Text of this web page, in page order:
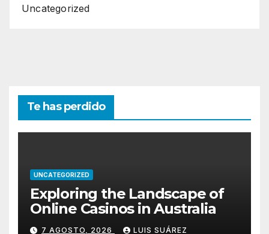
Uncategorized
Te has perdido
UNCATEGORIZED
Exploring the Landscape of
Online Casinos in Australia
7 AGOSTO, 2026 LUIS SUÁREZ